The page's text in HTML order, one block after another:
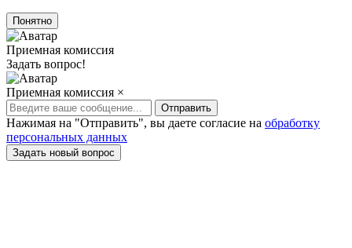
Понятно
Приемная комиссия
Задать вопрос!
Приемная комиссия ×
Отправить
Нажимая на "Отправить", вы даете согласие на обработку
персональных данных
Задать новый вопрос